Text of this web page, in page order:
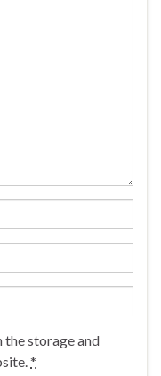
the storage and
*